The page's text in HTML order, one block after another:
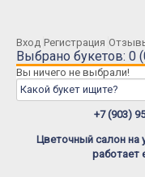
Вход Регистрация
Выбрано букетов: 0
Вы ничего не выбрали!
+7 (903)
Цветочный салон на
работает